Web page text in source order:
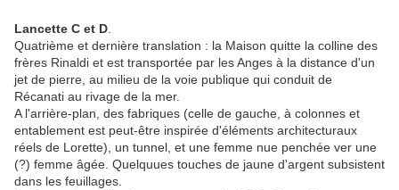
Lancette C et D
Quatrième et dernière translation : la Maison quitte la colline des
frères Rinaldi et est transportée par les Anges à la distance d'un
jet de pierre, au milieu de la voie publique qui conduit de
Récanati au rivage de la mer.
A l'arrière-plan, des fabriques (celle de gauche, à colonnes et
entablement est peut-être inspirée d'éléments architecturaux
réels de Lorette), un tunnel, et une femme nue penchée ver une
(?) femme âgée. Quelquues touches de jaune d'argent subsistent
dans les feuillages.